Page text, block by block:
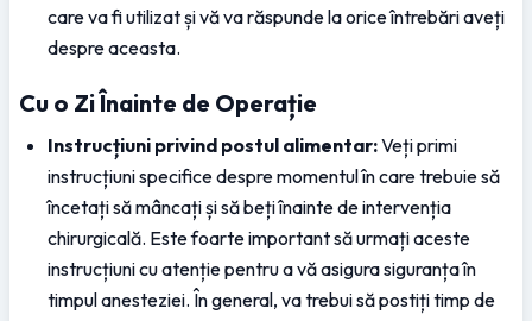
care va fi utilizat și vă va răspunde la orice întrebări aveți
despre aceasta.
Cu o Zi Înainte de Operație
Instrucțiuni privind postul alimentar: Veți primi
instrucțiuni specifice despre momentul în care trebuie să
încetați să mâncați și să beți înainte de intervenția
chirurgicală. Este foarte important să urmați aceste
instrucțiuni cu atenție pentru a vă asigura siguranța în
timpul anesteziei. În general, va trebui să postiți timp de